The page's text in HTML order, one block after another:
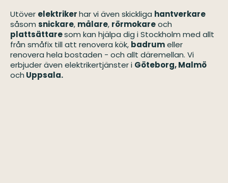
Utöver elektrikerhar vi även skickliga hantverkare
såsom snickare, målare, rörmokareoch
plattsättaresom kan hjälpa dig i Stockholm med allt
från småfix till att renovera kök, badrumeller
renovera hela bostaden - och allt däremellan. Vi
erbjuder även elektrikertjänster i Göteborg,Malmö
och Uppsala.